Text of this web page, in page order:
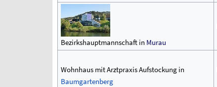
Bezirkshauptmannschaft in Murau
Wohnhaus mit Arztpraxis Aufstockung in
Baumgartenberg